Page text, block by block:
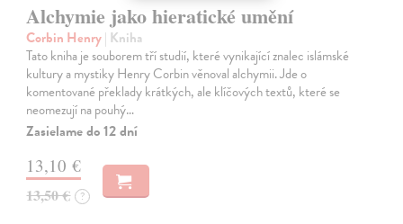
Alchymie jako hieratické umění
Corbin Henry| Kniha
Tato kniha je souborem tří studií, které vynikající znalec islámské
kultury a mystiky Henry Corbin věnoval alchymii. Jde o
komentované překlady krátkých, ale klíčových textů, které se
neomezují na pouhý…
Zasielame do 12 dní
13,10 €
13,50 € ?